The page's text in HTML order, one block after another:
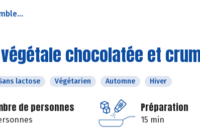
chocolatée et
lactose Végétarien Automne Hiver
de personnes Préparation
15 min